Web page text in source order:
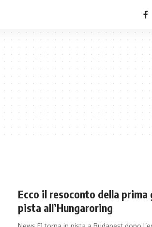
Ecco il resoconto della
pista all’Hungaroring